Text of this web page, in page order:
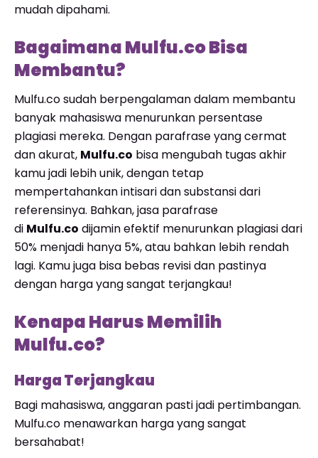
mudah dipahami.
Bagaimana Mulfu.co Bisa
Membantu?
Mulfu.co sudah berpengalaman dalam membantu
banyak mahasiswa menurunkan persentase
plagiasi mereka. Dengan parafrase yang cermat
dan akurat, Mulfu.co bisa mengubah tugas akhir
kamu jadi lebih unik, dengan tetap
mempertahankan intisari dan substansi dari
referensinya. Bahkan, jasa parafrase
di Mulfu.co dijamin efektif menurunkan plagiasi dari
50% menjadi hanya 5%, atau bahkan lebih rendah
lagi. Kamu juga bisa bebas revisi dan pastinya
dengan harga yang sangat terjangkau!
Kenapa Harus Memilih
Mulfu.co?
Harga Terjangkau
Bagi mahasiswa, anggaran pasti jadi pertimbangan.
Mulfu.co menawarkan harga yang sangat
bersahabat!